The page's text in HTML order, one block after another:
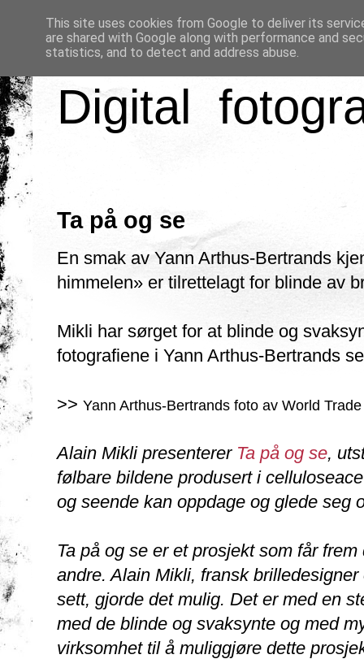
Digital
Ta på og se
En smak av Yann Arthus-Bertrands
himmelen» er tilrettelagt for blinde av
Mikli har sørget for at blinde og
fotografiene i Yann Arthus-Bertrands
>> Yann Arthus-Bertrands foto av World
Alain Mikli presenterer Ta på og se,
følbare bildene produsert i
og seende kan oppdage og glede seg
Ta på og se er et prosjekt som får
andre. Alain Mikli, fransk
sett, gjorde det mulig. Det er med en
med de blinde og svaksynte og med
virksomhet til å muliggjøre dette
This site uses cookies from Google to deliver its
are shared with Google along with performance and
statistics, and to detect and address abuse.